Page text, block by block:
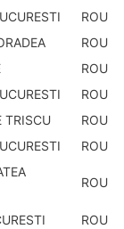
ROU
ROU
ROU
ROU
TRISCU
ROU
ROU
ROU
ROU